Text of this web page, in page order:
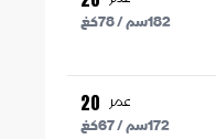
182سم /78كغ
عمر 20
172سم /67كغ